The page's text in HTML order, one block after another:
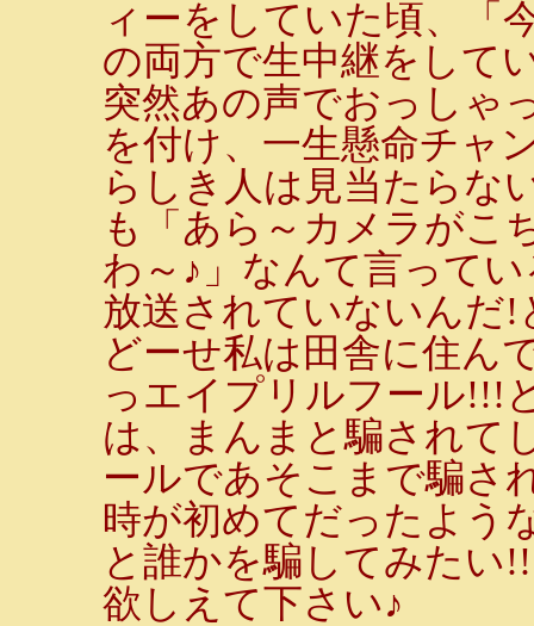
ィーをしていた頃、「
の両方で生中継をして
突然あの声でおっしゃ
を付け、一生懸命チャ
らしき人は見当たらな
も「あら～カメラがこ
わ～♪」なんて言って
放送されていないんだ!
どーせ私は田舎に住ん
っエイプリルフール!!!
は、まんまと騙されて
ールであそこまで騙さ
時が初めてだったよう
と誰かを騙してみたい
欲しえて下さい♪